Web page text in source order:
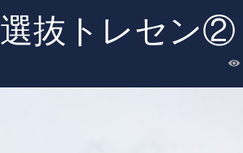
選抜トレセン②